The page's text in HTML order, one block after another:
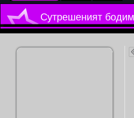
Сутрешеният